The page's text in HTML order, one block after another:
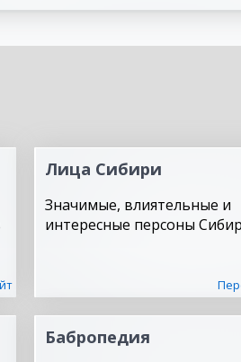
Лица Сибири
Значимые, влиятельные и
интересные персоны
Бабропедия